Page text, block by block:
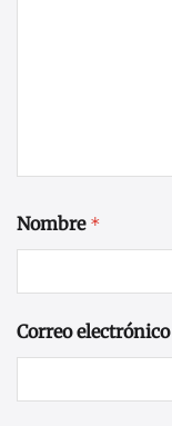
Nombre *
Correo electrónico